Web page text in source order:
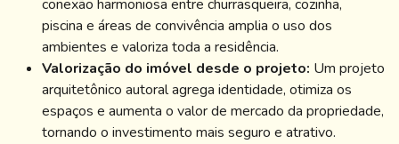
conexão harmoniosa entre churrasqueira, cozinha,
piscina e áreas de convivência amplia o uso dos
ambientes e valoriza toda a residência.
Valorização do imóvel desde o projeto: Um projeto
arquitetônico autoral agrega identidade, otimiza os
espaços e aumenta o valor de mercado da propriedade,
tornando o investimento mais seguro e atrativo.